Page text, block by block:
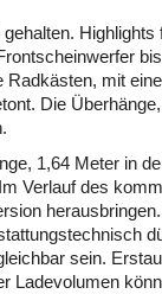
Highlights
Radkästen, mit
Die
1,64 Meter in
Verlauf des
sein.
Ladevolumen